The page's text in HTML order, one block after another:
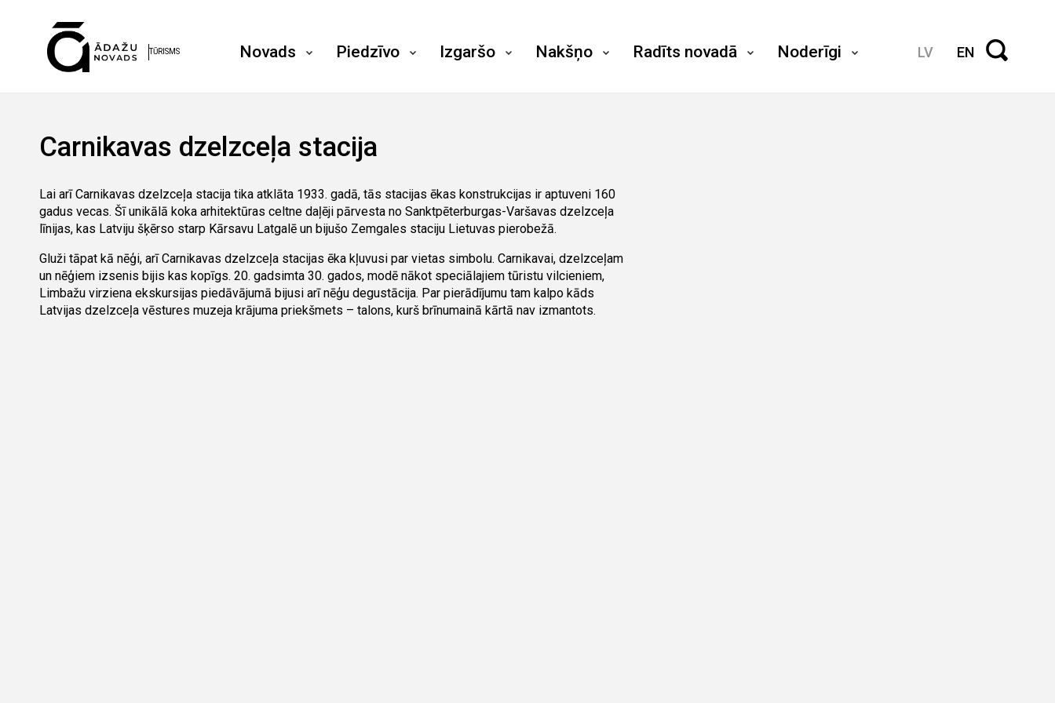
TŪRISMS Novads Piedzīvo Izgaršo Nakšņo Radīts novadā Noderīgi LV EN
Carnikavas dzelzceļa stacija
Lai arī Carnikavas dzelzceļa stacija tika atklāta 1933. gadā, tās stacijas ēkas konstrukcijas ir aptuveni 160
gadus vecas. Šī unikālā koka arhitektūras celtne daļēji pārvesta no Sanktpēterburgas-Varšavas dzelzceļa
līnijas, kas Latviju šķērso starp Kārsavu Latgalē un bijušo Zemgales staciju Lietuvas pierobežā.
Gluži tāpat kā nēģi, arī Carnikavas dzelzceļa stacijas ēka kļuvusi par vietas simbolu. Carnikavai, dzelzceļam
un nēģiem izsenis bijis kas kopīgs. 20. gadsimta 30. gados, modē nākot speciālajiem tūristu vilcieniem,
Limbažu virziena ekskursijas piedāvājumā bijusi arī nēģu degustācija. Par pierādījumu tam kalpo kāds
Latvijas dzelzceļa vēstures muzeja krājuma priekšmets – talons, kurš brīnumainā kārtā nav izmantots.